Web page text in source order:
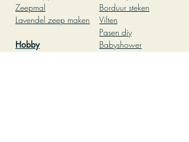
Zeepmal
Lavendel zeep maken
Hobby
Borduur steken
Vilten
Pasen diy
Babyshower